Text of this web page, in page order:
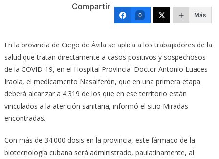
Compartir
0 Más
En la provincia de Ciego de Ávila se aplica a los trabajadores de la
salud que tratan directamente a casos positivos y sospechosos
de la COVID-19, en el Hospital Provincial Doctor Antonio Luaces
Iraola, el medicamento Nasalferón, que en una primera etapa
deberá alcanzar a 4.319 de los que en ese territorio están
vinculados a la atención sanitaria, informó el sitio Miradas
encontradas.
Con más de 34.000 dosis en la provincia, este fármaco de la
biotecnología cubana será administrado, paulatinamente, al